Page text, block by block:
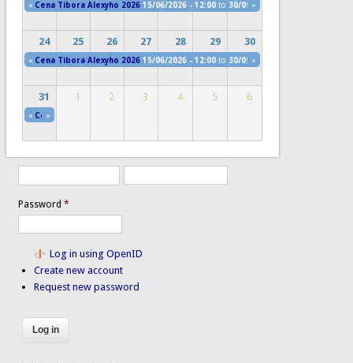
« Cena Tibora Alexyho 2026 15/06/2026 - 12:00to 30/09/2026 - 22:00
»
24 25 26 27 28 29 30
« Cena Tibora Alexyho 2026 15/06/2026 - 12:00to 30/09/2026 - 22:00
»
31 1 2 3 4 5 6
« Cena Tibora Alexyho 2026
»
Password*
Log in using OpenID
Create new account
Request new password